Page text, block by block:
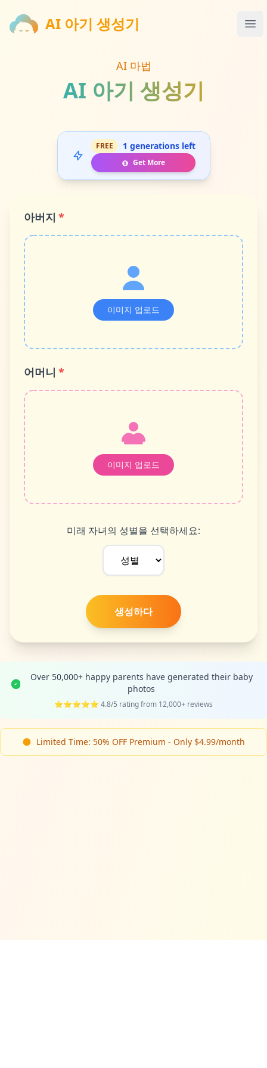
AI 아기 생성기
AI 아기 생성기
AI 마법
AI 아기 생성기
FREE 1 generations left
Get More
아버지 *
이미지 업로드
어머니 *
이미지 업로드
미래 자녀의 성별을 선택하세요:
생성하다
Over 50,000+ happy parents have generated their baby
photos
⭐⭐⭐⭐⭐ 4.8/5 rating from 12,000+ reviews
Limited Time: 50% OFF Premium - Only $4.99/month